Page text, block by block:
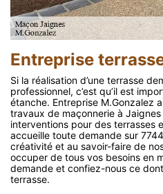
Entreprise
Si la réalisation d’une terrasse
professionnel, c’est qu’il est
étanche. Entreprise M.Gonzalez
travaux de maçonnerie à
interventions pour des terrasses
accueille toute demande sur
créativité et au savoir-faire de
occuper de tous vos besoins en
demande et confiez-nous ce
terrasse.